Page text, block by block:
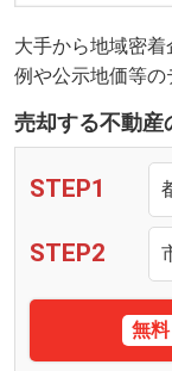
大手から地域密
例や公示地価等の
売却する不動産
STEP1
STEP2
無料